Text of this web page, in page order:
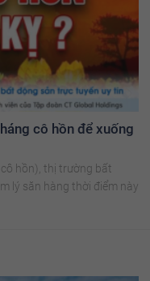
cô hồn để xuống
hồn), thị trường bất
lý săn hàng thời điểm này